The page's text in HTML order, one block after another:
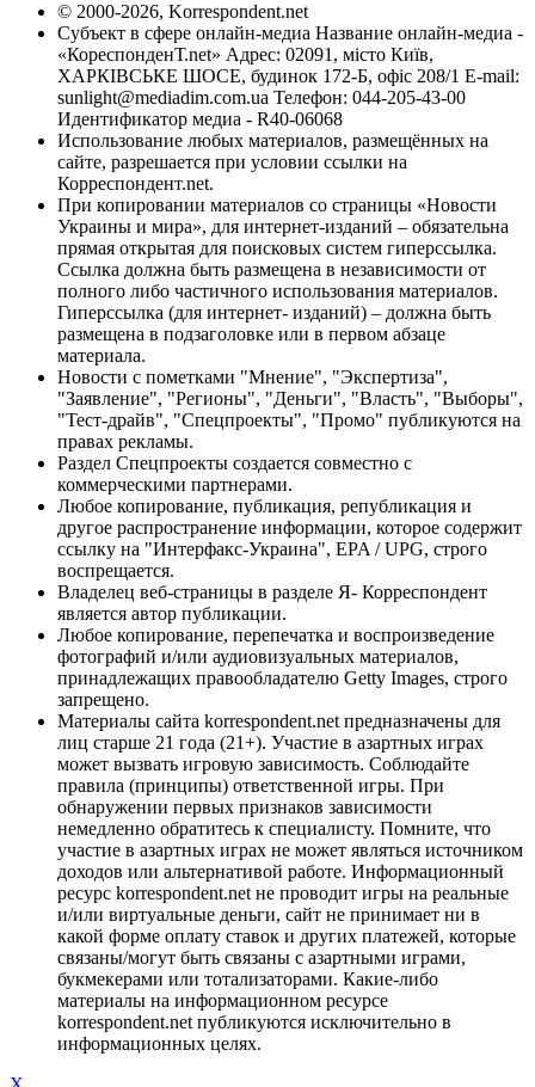
© 2000-2026, Korrespondent.net
Субъект в сфере онлайн-медиа Название онлайн-медиа -
«КореспонденТ.net» Адрес: 02091, місто Київ,
ХАРКІВСЬКЕ ШОСЕ, будинок 172-Б, офіс 208/1 E-mail:
sunlight@mediadim.com.ua Телефон: 044-205-43-00
Идентификатор медиа - R40-06068
Использование любых материалов, размещённых на
сайте, разрешается при условии ссылки на
Корреспондент.net.
При копировании материалов со страницы «Новости
Украины и мира», для интернет-изданий – обязательна
прямая открытая для поисковых систем гиперссылка.
Ссылка должна быть размещена в независимости от
полного либо частичного использования материалов.
Гиперссылка (для интернет- изданий) – должна быть
размещена в подзаголовке или в первом абзаце
материала.
Новости с пометками "Мнение", "Экспертиза",
"Заявление", "Регионы", "Деньги", "Власть", "Выборы",
"Тест-драйв", "Спецпроекты", "Промо" публикуются на
правах рекламы.
Раздел Спецпроекты создается совместно с
коммерческими партнерами.
Любое копирование, публикация, републикация и
другое распространение информации, которое содержит
ссылку на "Интерфакс-Украина", EPA / UPG, строго
воспрещается.
Владелец веб-страницы в разделе Я- Корреспондент
является автор публикации.
Любое копирование, перепечатка и воспроизведение
фотографий и/или аудиовизуальных материалов,
принадлежащих правообладателю Getty Images, строго
запрещено.
Материалы сайта korrespondent.net предназначены для
лиц старше 21 года (21+). Участие в азартных играх
может вызвать игровую зависимость. Соблюдайте
правила (принципы) ответственной игры. При
обнаружении первых признаков зависимости
немедленно обратитесь к специалисту. Помните, что
участие в азартных играх не может являться источником
доходов или альтернативой работе. Информационный
ресурс korrespondent.net не проводит игры на реальные
и/или виртуальные деньги, сайт не принимает ни в
какой форме оплату ставок и других платежей, которые
связаны/могут быть связаны с азартными играми,
букмекерами или тотализаторами. Какие-либо
материалы на информационном ресурсе
korrespondent.net публикуются исключительно в
информационных целях.